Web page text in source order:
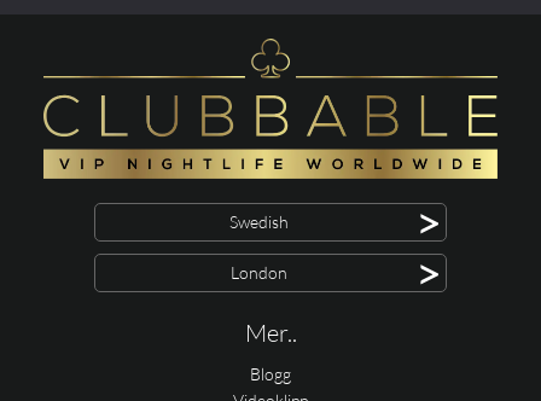
Swedish >
London >
Mer..
Blogg